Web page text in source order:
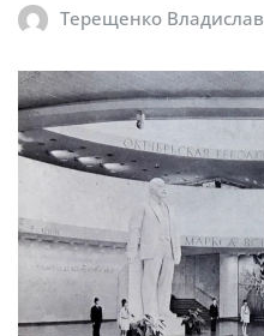
Терещенко Владислав